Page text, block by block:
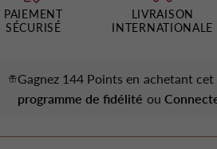
PAIEMENT
SÉCURISÉ
LIVRAISON
INTERNATIONALE
Gagnez 144 Points en achetant
programme de fidélité ou